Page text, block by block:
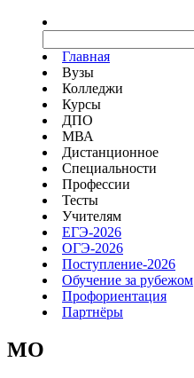
Главная
Вузы
Колледжи
Курсы
ДПО
МВА
Дистанционное
Специальности
Профессии
Тесты
Учителям
ЕГЭ-2026
ОГЭ-2026
Поступление-2026
Обучение за рубежом
Профориентация
Партнёры
MO